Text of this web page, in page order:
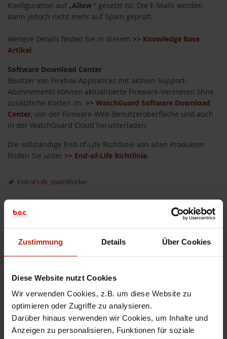
Zustimmung Details Über Cookies
Diese Website nutzt Cookies
Wir verwenden Cookies, z.B. um diese Website zu
optimieren oder Zugriffe zu analysieren.
Darüber hinaus verwenden wir Cookies, um Inhalte und
Anzeigen zu personalisieren, Funktionen für soziale
Konfiguration auf „Allow “ gesetzt ist. Die E-Mails werden
dann jedoch nicht mehr auf Spam geprüft.
Weitere Details finden Sie in diesem >> Knowledge Base
Artikel.
Software Download Center
Besitzer von Firebox-Appliances mit aktiven Support-
Abonnements können aktualisierte Fireware-Versionen ohne
zusätzliche Kosten im >> WatchGuard Software Download
Center, von der Fireware-Web-Benutzeroberfläche und auch
in der WatchGuard Cloud herunterladen.
Die vollständige End-of-Life Richtlinie von allen Produkten
finden Sie unter >> End-of-Life Richtlinie.
End-of-Life spamBlocker
«Update: WatchGuard
Webinare im April
Internet Security Report – Q4
2020
Hinterlassen Sie einen
Kommentar